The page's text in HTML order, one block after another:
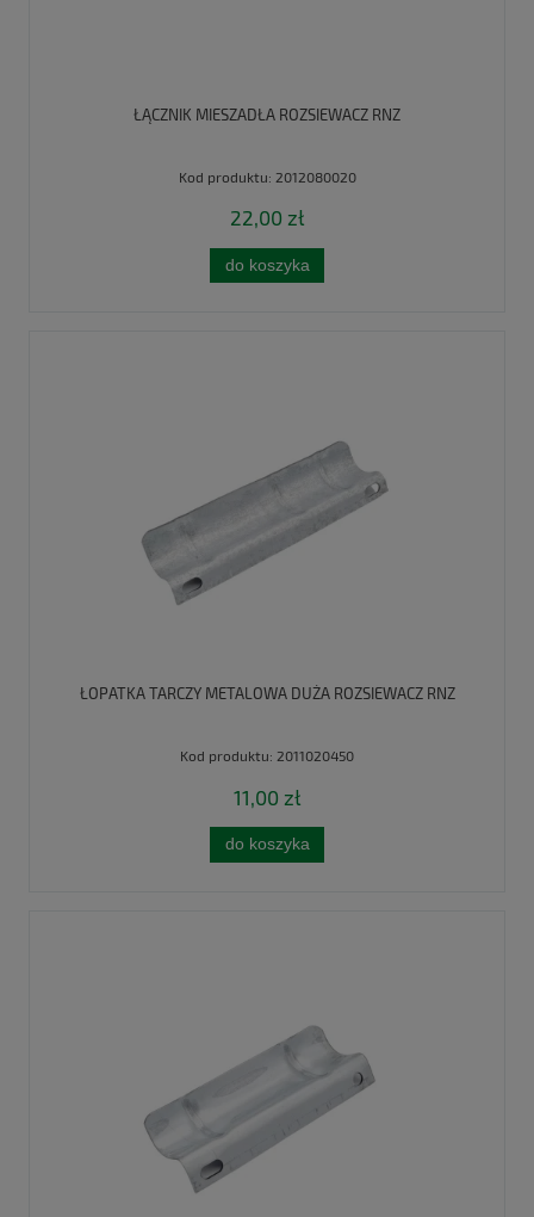
ŁĄCZNIK MIESZADŁA ROZSIEWACZ RNZ
Kod produktu: 2012080020
22,00 zł
do koszyka
ŁOPATKA TARCZY METALOWA DUŻA ROZSIEWACZ RNZ
Kod produktu: 2011020450
11,00 zł
do koszyka